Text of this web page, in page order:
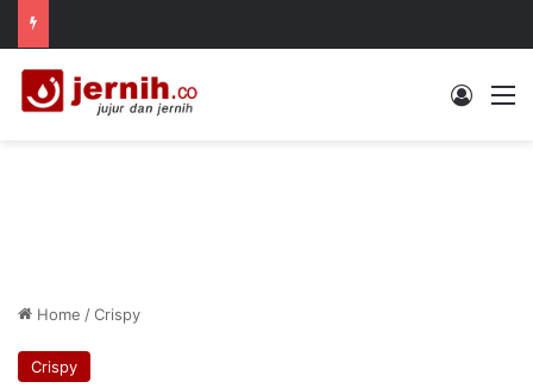
Log In
Home /Crispy
Crispy